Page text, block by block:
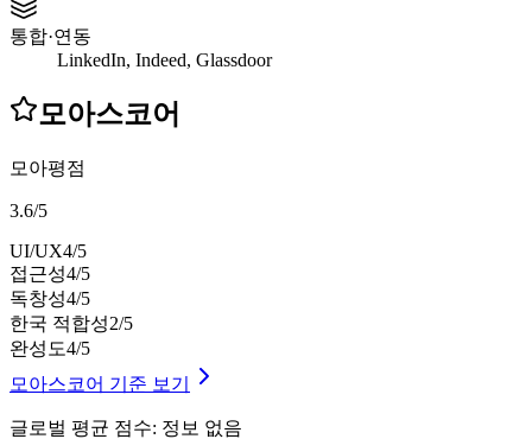
통합·연동
LinkedIn, Indeed, Glassdoor
모아스코어
모아평점
3.6/5
UI/UX4/5
접근성4/5
독창성4/5
한국 적합성2/5
완성도4/5
모아스코어 기준 보기
글로벌 평균 점수: 정보 없음